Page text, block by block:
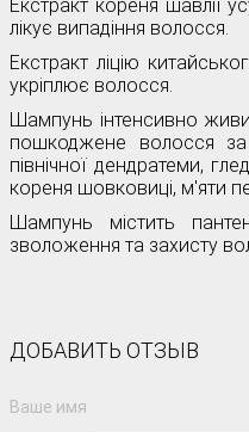
Екстракт кореня шавлії
лікує випадіння волосся.
Екстракт ліцію
укріплює волосся.
Шампунь інтенсивно
пошкоджене волосся
північної дендратеми,
кореня шовковиці, м'яти
Шампунь містить
зволоження та захисту
ДОБАВИТЬ ОТЗЫВ
Ваше имя